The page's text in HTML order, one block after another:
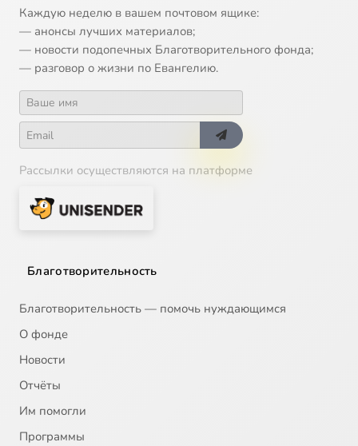
Каждую неделю в вашем почтовом ящике:
— анонсы лучших материалов;
— новости подопечных Благотворительного фонда;
— разговор о жизни по Евангелию.
Рассылки осуществляются на платформе
Благотворительность
Благотворительность — помочь нуждающимся
О фонде
Новости
Отчёты
Им помогли
Программы